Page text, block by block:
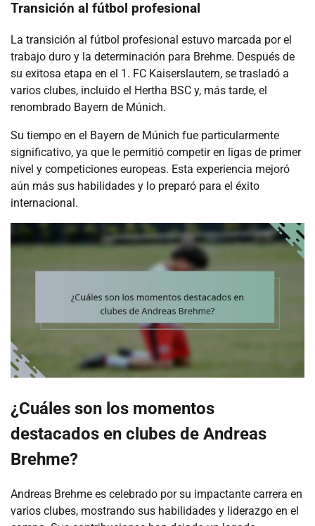
Transición al fútbol profesional
La transición al fútbol profesional estuvo marcada por el
trabajo duro y la determinación para Brehme. Después de
su exitosa etapa en el 1. FC Kaiserslautern, se trasladó a
varios clubes, incluido el Hertha BSC y, más tarde, el
renombrado Bayern de Múnich.
Su tiempo en el Bayern de Múnich fue particularmente
significativo, ya que le permitió competir en ligas de primer
nivel y competiciones europeas. Esta experiencia mejoró
aún más sus habilidades y lo preparó para el éxito
internacional.
¿Cuáles son los momentos
destacados en clubes de Andreas
Brehme?
Andreas Brehme es celebrado por su impactante carrera en
varios clubes, mostrando sus habilidades y liderazgo en el